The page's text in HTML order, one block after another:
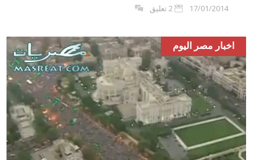
17/01/2014 2 تعليق
اخبار مصر اليوم